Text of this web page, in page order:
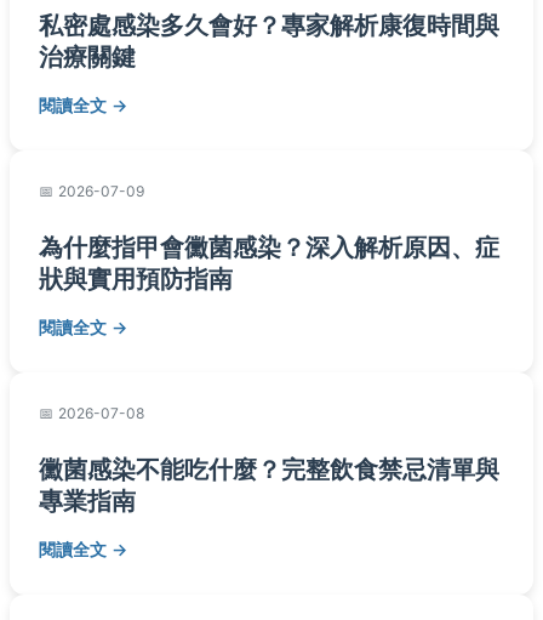
私密處感染多久會好？專家解析康復時間與
治療關鍵
閱讀全文
2026-07-09
為什麼指甲會黴菌感染？深入解析原因、症
狀與實用預防指南
閱讀全文
2026-07-08
黴菌感染不能吃什麼？完整飲食禁忌清單與
專業指南
閱讀全文